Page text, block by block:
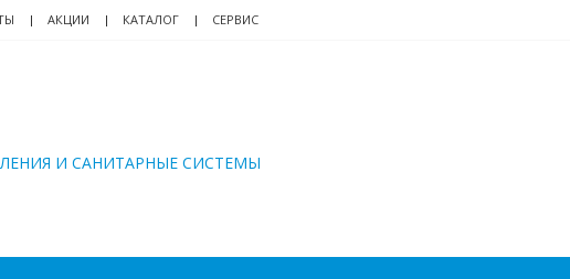
АКЦИИ КАТАЛОГ СЕРВИС
И САНИТАРНЫЕ СИСТЕМЫ